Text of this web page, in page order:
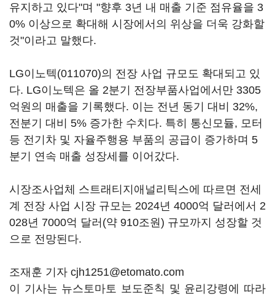
유지하고 있다"며 "향후 3년 내 매출 기준 점유율을 3
0% 이상으로 확대해 시장에서의 위상을 더욱 강화할
것"이라고 말했다.
LG이노텍(011070)의 전장 사업 규모도 확대되고 있
다. LG이노텍은 올 2분기 전장부품사업에서만 3305
억원의 매출을 기록했다. 이는 전년 동기 대비 32%,
전분기 대비 5% 증가한 수치다. 특히 통신모듈, 모터
등 전기차 및 자율주행용 부품의 공급이 증가하며 5
분기 연속 매출 성장세를 이어갔다.
시장조사업체 스트래티지애널리틱스에 따르면 전세
계 전장 사업 시장 규모는 2024년 4000억 달러에서 2
028년 7000억 달러(약 910조원) 규모까지 성장할 것
으로 전망된다.
조재훈 기자 cjh1251@etomato.com
이 기사는 뉴스토마토 보도준칙 및 윤리강령에 따라